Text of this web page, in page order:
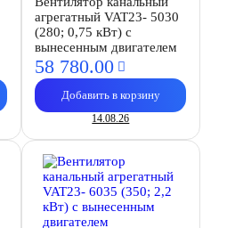
агрегатный VAT23- 5030
(280; 0,75 кВт) с
вынесенным двигателем
58 780.00
Добавить в корзину
14.08.26